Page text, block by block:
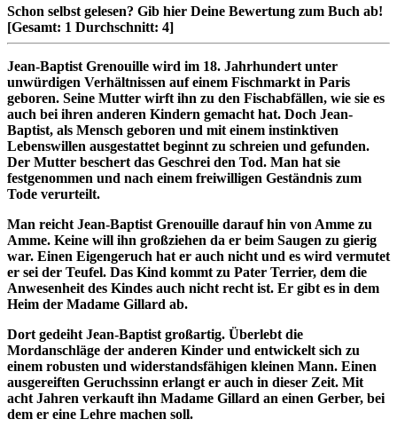
Schon selbst gelesen? Gib hier Deine Bewertung zum Buch ab!
[Gesamt: 1 Durchschnitt: 4]
Jean-Baptist Grenouille wird im 18. Jahrhundert unter
unwürdigen Verhältnissen auf einem Fischmarkt in Paris
geboren. Seine Mutter wirft ihn zu den Fischabfällen, wie sie es
auch bei ihren anderen Kindern gemacht hat. Doch Jean-
Baptist, als Mensch geboren und mit einem instinktiven
Lebenswillen ausgestattet beginnt zu schreien und gefunden.
Der Mutter beschert das Geschrei den Tod. Man hat sie
festgenommen und nach einem freiwilligen Geständnis zum
Tode verurteilt.
Man reicht Jean-Baptist Grenouille darauf hin von Amme zu
Amme. Keine will ihn großziehen da er beim Saugen zu gierig
war. Einen Eigengeruch hat er auch nicht und es wird vermutet
er sei der Teufel. Das Kind kommt zu Pater Terrier, dem die
Anwesenheit des Kindes auch nicht recht ist. Er gibt es in dem
Heim der Madame Gillard ab.
Dort gedeiht Jean-Baptist großartig. Überlebt die
Mordanschläge der anderen Kinder und entwickelt sich zu
einem robusten und widerstandsfähigen kleinen Mann. Einen
ausgereiften Geruchssinn erlangt er auch in dieser Zeit. Mit
acht Jahren verkauft ihn Madame Gillard an einen Gerber, bei
dem er eine Lehre machen soll.